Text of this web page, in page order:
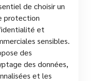
de choisir un
protection
et
sensibles.
des
des données,
et les